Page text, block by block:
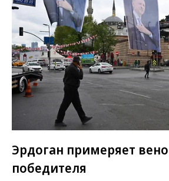
Эрдоган примеряет
победителя